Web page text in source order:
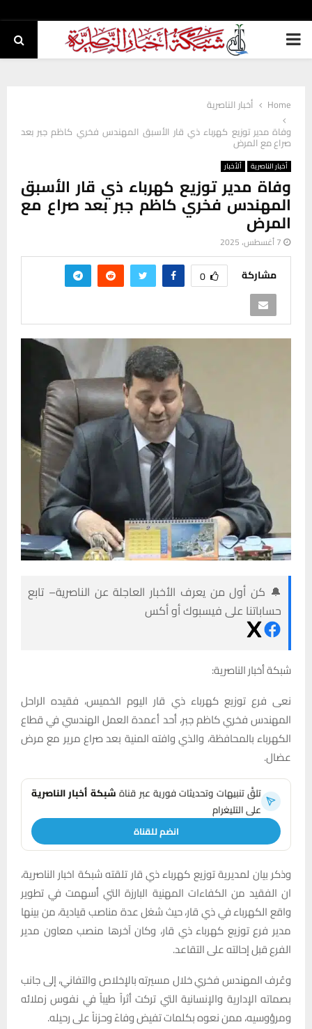
PRIMARY
Home
أخبار الناصرية
وفاة مدير توزيع كهرباء ذي قار الأسبق المهندس فخري كاظم جبر بعد
صراع مع المرض
أخبار الناصرية ألأخبار
وفاة مدير توزيع كهرباء ذي قار الأسبق
المهندس فخري كاظم جبر بعد صراع مع
المرض
7 أغسطس، 2025
مشاركة 0
🔔 كن أول من يعرف الأخبار العاجلة عن الناصرية– تابع
حساباتنا على فيسبوك أو أكس
شبكة أخبار الناصرية:
نعى فرع توزيع كهرباء ذي قار اليوم الخميس، فقيده الراحل
المهندس فخري كاظم جبر، أحد أعمدة العمل الهندسي في قطاع
الكهرباء بالمحافظة، والذي وافته المنية بعد صراع مرير مع مرض
عضال.
تلقَّ تنبيهات وتحديثات فورية عبر قناةشبكة أخبار الناصرية
على التليغرام
انضم للقناة
وذكر بيان لمديرية توزيع كهرباء ذي قار تلقته شبكة اخبار الناصرية،
ان الفقيد من الكفاءات المهنية البارزة التي أسهمت في تطوير
واقع الكهرباء في ذي قار، حيث شغل عدة مناصب قيادية، من بينها
مدير فرع توزيع كهرباء ذي قار، وكان آخرها منصب معاون مدير
الفرع قبل إحالته على التقاعد.
وعُرف المهندس فخري خلال مسيرته بالإخلاص والتفاني، إلى جانب
بصماته الإدارية والإنسانية التي تركت أثراً طيباً في نفوس زملائه
ومرؤوسيه، ممن نعوه بكلمات تفيض وفاءً وحزناً على رحيله.